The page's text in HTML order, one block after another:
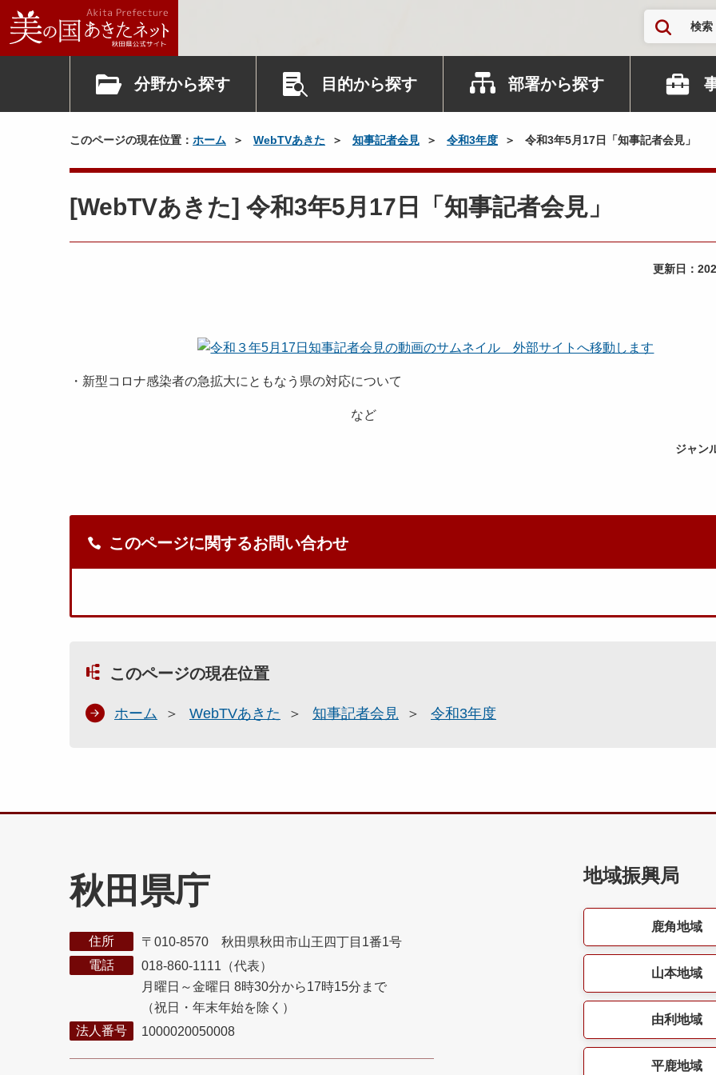
検索
分野から探す 目的から探す 部署から探す
このページの現在位置： ホーム WebTVあきた 知事記者会見 令和3年度 令和3年5月17日「知事記者会見」
[WebTVあきた] 令和3年5月17日「知事記者会見」
更新日：
・新型コロナ感染者の急拡大にともなう県の対応について
など
ジャン
このページに関するお問い合わせ
このページの現在位置
ホーム WebTVあきた 知事記者会見 令和3年度
秋田県庁
住所
〒010-8570 秋田県秋田市山王四丁目1番1号
電話
018-860-1111（代表）
月曜日～金曜日 8時30分から17時15分まで
（祝日・年末年始を除く）
法人番号
1000020050008
地域振興局
鹿角地域
山本地域
由利地域
平鹿地域